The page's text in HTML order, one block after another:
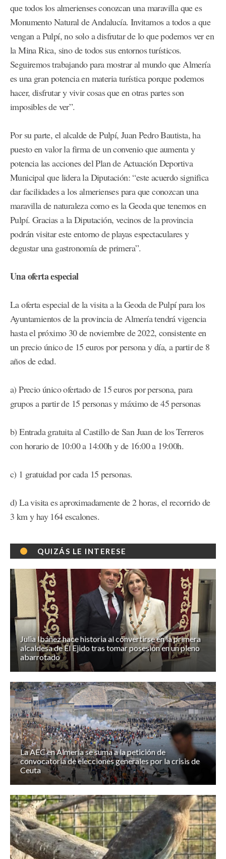
que todos los almerienses conozcan una maravilla que es
Monumento Natural de Andalucía. Invitamos a todos a que
vengan a Pulpí, no solo a disfrutar de lo que podemos ver en
la Mina Rica, sino de todos sus entornos turísticos.
Seguiremos trabajando para mostrar al mundo que Almería
es una gran potencia en materia turística porque podemos
hacer, disfrutar y vivir cosas que en otras partes son
imposibles de ver”.
Por su parte, el alcalde de Pulpí, Juan Pedro Bautista, ha
puesto en valor la firma de un convenio que aumenta y
potencia las acciones del Plan de Actuación Deportiva
Municipal que lidera la Diputación: “este acuerdo significa
dar facilidades a los almerienses para que conozcan una
maravilla de naturaleza como es la Geoda que tenemos en
Pulpí. Gracias a la Diputación, vecinos de la provincia
podrán visitar este entorno de playas espectaculares y
degustar una gastronomía de primera”.
Una oferta especial
La oferta especial de la visita a la Geoda de Pulpí para los
Ayuntamientos de la provincia de Almería tendrá vigencia
hasta el próximo 30 de noviembre de 2022, consistente en
un precio único de 15 euros por persona y día, a partir de 8
años de edad.
a) Precio único ofertado de 15 euros por persona, para
grupos a partir de 15 personas y máximo de 45 personas
b) Entrada gratuita al Castillo de San Juan de los Terreros
con horario de 10:00 a 14:00h y de 16:00 a 19:00h.
c) 1 gratuidad por cada 15 personas.
d) La visita es aproximadamente de 2 horas, el recorrido de
3 km y hay 164 escalones.
QUIZÁS LE INTERESE
Julia Ibáñez hace historia al convertirse en la primera
alcaldesa de El Ejido tras tomar posesión en un pleno
abarrotado
La AEC en Almería se suma a la petición de
convocatoria de elecciones generales por la crisis de
Ceuta